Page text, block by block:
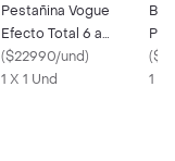
Pestañina Vogue
Efecto Total 6 a
prueba de agua Negro
9g
($22990/und)
1 X 1 Und
(
1 X